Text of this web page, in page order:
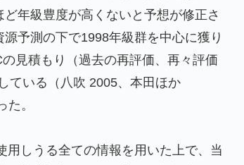
年級豊度が高くないと予想が修正さ
予測の下で1998年級群を中心に獲り
見積もり（過去の再評価、再々評価
ている（八吹 2005、本田ほか
。
用しうる全ての情報を用いた上で、当